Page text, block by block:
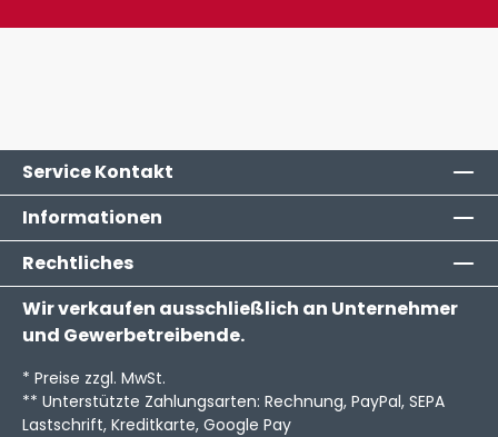
Service Kontakt
Informationen
Rechtliches
Wir verkaufen ausschließlich an Unternehmer
und Gewerbetreibende.
* Preise zzgl. MwSt.
** Unterstützte Zahlungsarten: Rechnung, PayPal, SEPA
Lastschrift, Kreditkarte, Google Pay